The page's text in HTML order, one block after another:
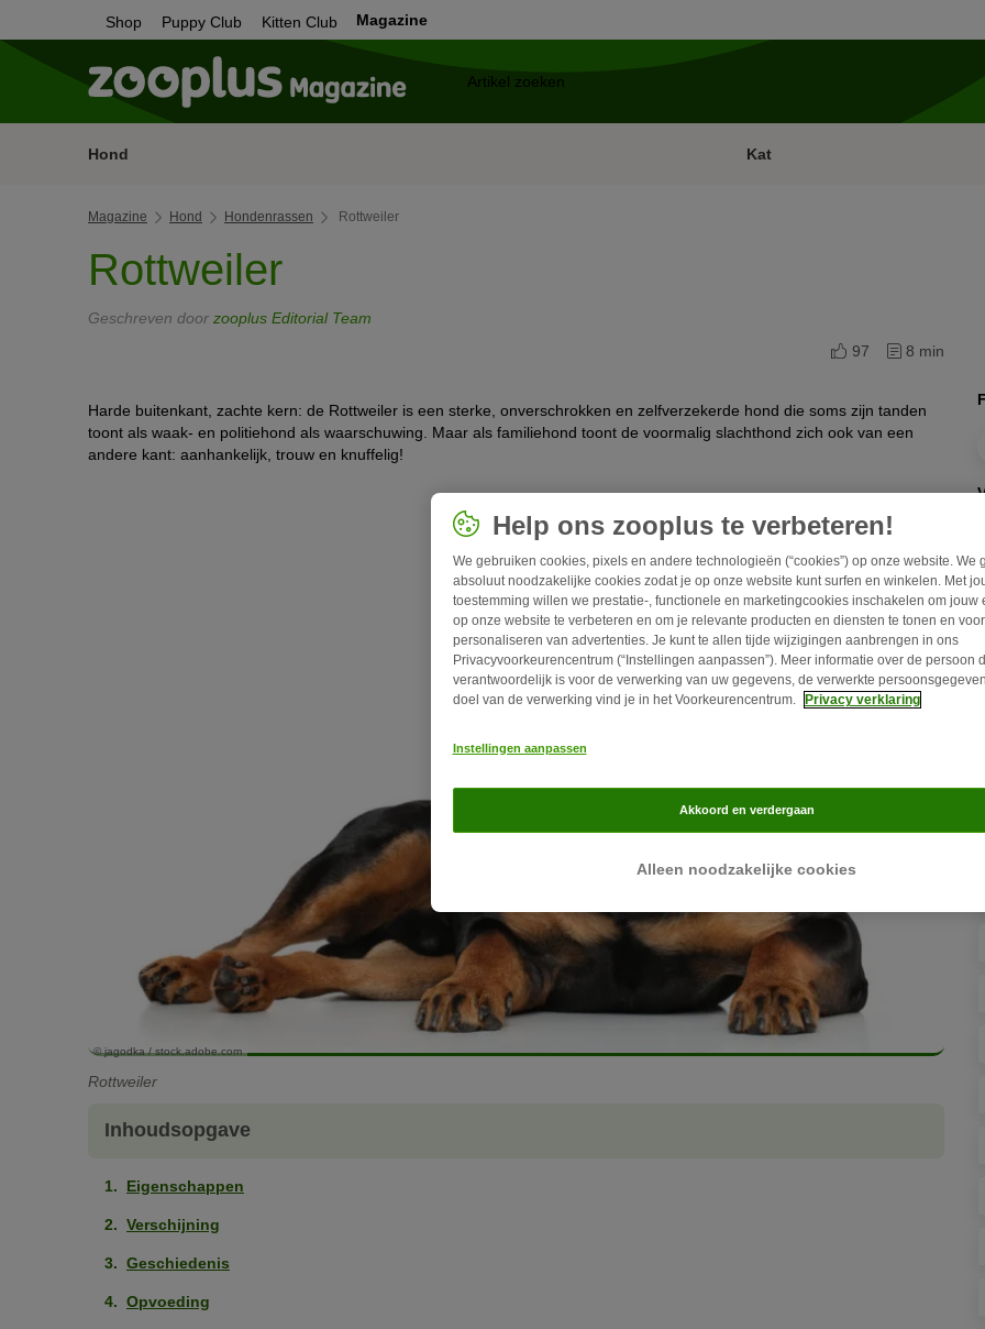
Shop Puppy Club Kitten Club Magazine
Hond Kat
Magazine Hond Hondenrassen Rottweiler
Rottweiler
Geschreven door zooplus Editorial Team
97
8 min
Harde buitenkant, zachte kern: de Rottweiler is een sterke, onverschrokken en zelfverzekerde hond die soms zijn tanden
toont als waak- en politiehond als waarschuwing. Maar als familiehond toont de voormalig slachthond zich ook van een
andere kant: aanhankelijk, trouw en knuffelig!
© jagodka / stock.adobe.com
Rottweiler
Inhoudsopgave
Eigenschappen
Verschijning
Geschiedenis
Opvoeding
Help ons zooplus te verbeteren!
We gebruiken cookies, pixels en andere technologieën (“cookies”) op onze website. We
absoluut noodzakelijke cookies zodat je op onze website kunt surfen en winkelen. Met
toestemming willen we prestatie-, functionele en marketingcookies inschakelen om jouw
op onze website te verbeteren en om je relevante producten en diensten te tonen en
personaliseren van advertenties. Je kunt te allen tijde wijzigingen aanbrengen in ons
Privacyvoorkeurencentrum (“Instellingen aanpassen”). Meer informatie over de persoon
verantwoordelijk is voor de verwerking van uw gegevens, de verwerkte
doel van de verwerking vind je in het Voorkeurencentrum.
Privacy verklaring
Instellingen aanpassen
Alleen noodzakelijke cookies
Akkoord en verdergaan